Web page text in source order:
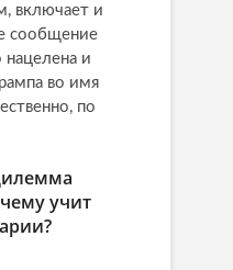
включает и
сообщение
и
во имя
по
учит